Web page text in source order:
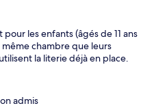
les enfants (âgés de 11 ans
chambre que leurs
la literie déjà en place.
admis